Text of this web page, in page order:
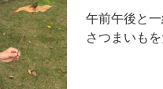
午前午後と
さつまいも